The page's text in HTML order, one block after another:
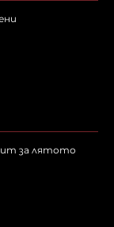
за лятото